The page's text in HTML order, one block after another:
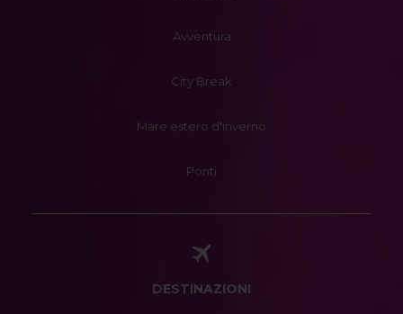
Avventura
City Break
Mare estero d'inverno
Ponti
DESTINAZIONI